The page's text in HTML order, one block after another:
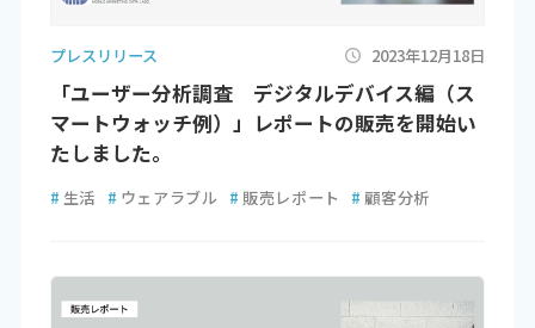
プレスリリース 2023年12月18日
「ユーザー分析調査 デジタルデバイス編（ス
マートウォッチ例）」レポートの販売を開始い
たしました。
# 生活 # ウェアラブル # 販売レポート # 顧客分析